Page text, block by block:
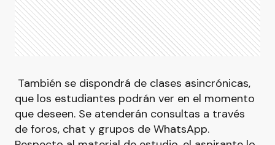
También se dispondrá de clases asincrónicas,
que los estudiantes podrán ver en el momento
que deseen. Se atenderán consultas a través
de foros, chat y grupos de WhatsApp.